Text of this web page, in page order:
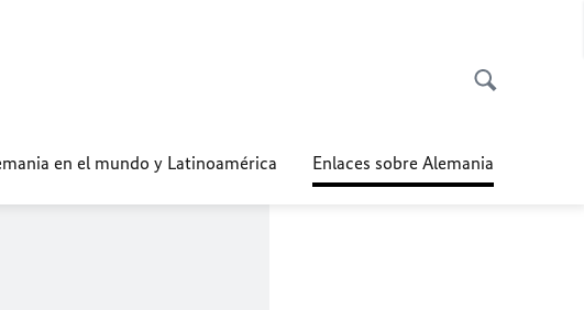
en el mundo y Latinoamérica Enlaces sobre Alemania